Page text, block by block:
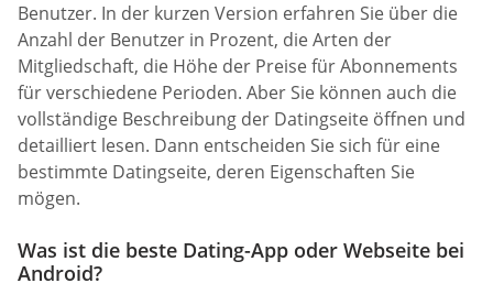
Benutzer. In der kurzen Version erfahren Sie über die
Anzahl der Benutzer in Prozent, die Arten der
Mitgliedschaft, die Höhe der Preise für Abonnements
für verschiedene Perioden. Aber Sie können auch die
vollständige Beschreibung der Datingseite öffnen und
detailliert lesen. Dann entscheiden Sie sich für eine
bestimmte Datingseite, deren Eigenschaften Sie
mögen.
Was ist die beste Dating-App oder Webseite bei
Android?